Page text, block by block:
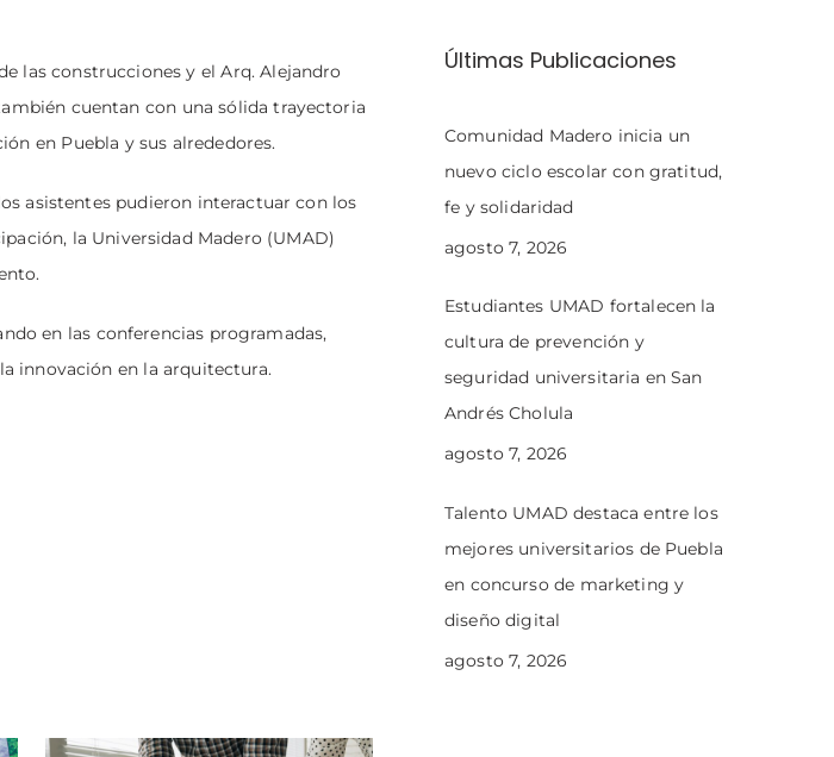
las construcciones y el Arq. Alejandro
cuentan con una sólida trayectoria
en Puebla y sus alrededores.
asistentes pudieron interactuar con los
la Universidad Madero (UMAD)
en las conferencias programadas,
innovación en la arquitectura.
Últimas Publicaciones
Comunidad Madero inicia un
nuevo ciclo escolar con gratitud,
fe y solidaridad
agosto 7, 2026
Estudiantes UMAD fortalecen la
cultura de prevención y
seguridad universitaria en San
Andrés Cholula
agosto 7, 2026
Talento UMAD destaca entre los
mejores universitarios de Puebla
en concurso de marketing y
diseño digital
agosto 7, 2026